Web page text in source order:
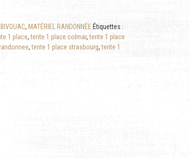
, MATÉRIEL RANDONNÉE Étiquettes :
1 place,tente 1 place colmar,tente 1 place
,tente 1 place strasbourg,tente 1